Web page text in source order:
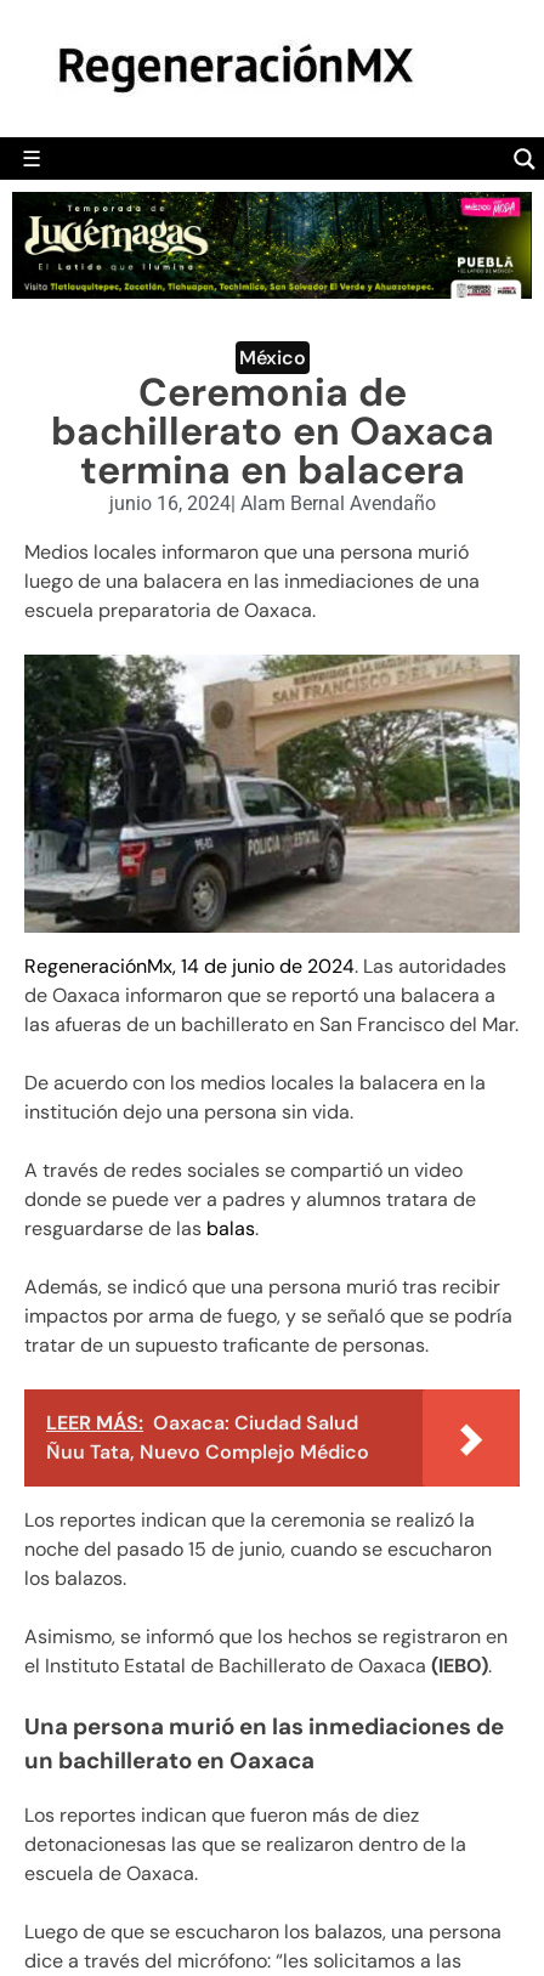
☰
POLÍTICA
CAMALEÓN
OPINIÓN
DEPORTES
ENGLISH SECTION
VIDEOS
México
Ceremonia de
bachillerato en Oaxaca
termina en balacera
junio 16, 2024| Alam Bernal Avendaño
Medios locales informaron que una persona murió
luego de una balacera en las inmediaciones de una
escuela preparatoria de Oaxaca.
RegeneraciónMx, 14 de junio de 2024. Las autoridades
de Oaxaca informaron que se reportó una balacera a
las afueras de un bachillerato en San Francisco del Mar.
De acuerdo con los medios locales la balacera en la
institución dejo una persona sin vida.
A través de redes sociales se compartió un video
donde se puede ver a padres y alumnos tratara de
resguardarse de las balas.
Además, se indicó que una persona murió tras recibir
impactos por arma de fuego, y se señaló que se podría
tratar de un supuesto traficante de personas.
LEER MÁS: Oaxaca: Ciudad Salud
Ñuu Tata, Nuevo Complejo Médico
Los reportes indican que la ceremonia se realizó la
noche del pasado 15 de junio, cuando se escucharon
los balazos.
Asimismo, se informó que los hechos se registraron en
el Instituto Estatal de Bachillerato de Oaxaca (IEBO).
Una persona murió en las inmediaciones de
un bachillerato en Oaxaca
Los reportes indican que fueron más de diez
detonacionesas las que se realizaron dentro de la
escuela de Oaxaca.
Luego de que se escucharon los balazos, una persona
dice a través del micrófono: “les solicitamos a las